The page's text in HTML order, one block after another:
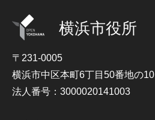
横浜市役所
〒231-0005
横浜市中区本町6丁目50番地の10
法人番号：3000020141003